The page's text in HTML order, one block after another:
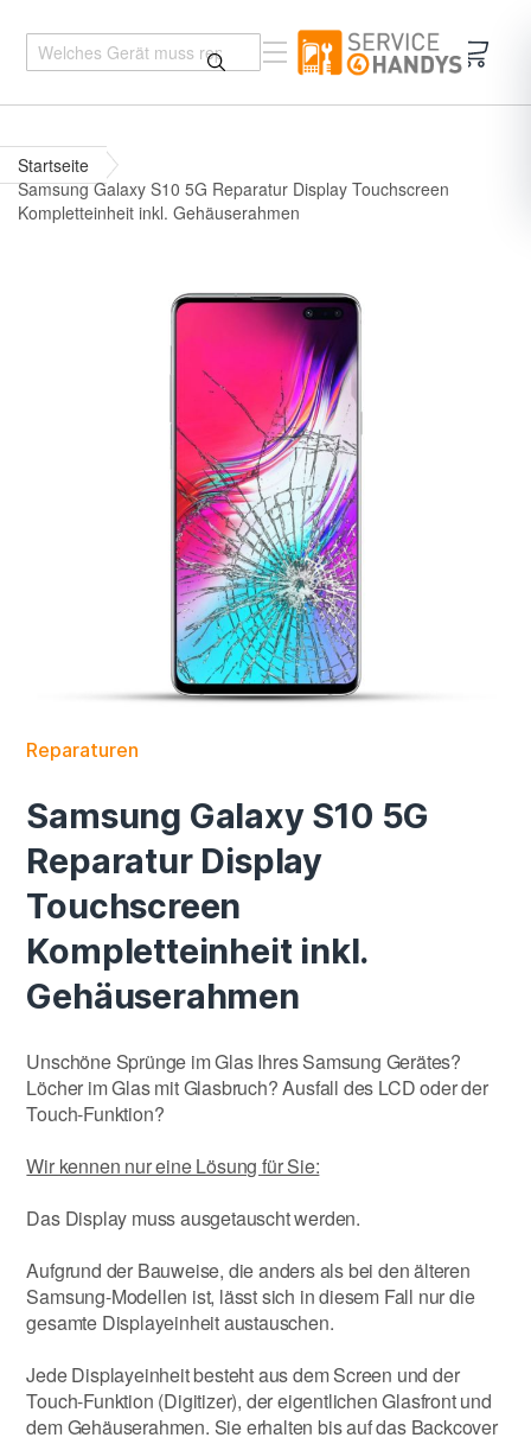
Startseite
Samsung Galaxy S10 5G Reparatur Display Touchscreen
Kompletteinheit inkl. Gehäuserahmen
Reparaturen
Samsung Galaxy S10 5G
Reparatur Display
Touchscreen
Kompletteinheit inkl.
Gehäuserahmen
Unschöne Sprünge im Glas Ihres Samsung Gerätes?
Löcher im Glas mit Glasbruch? Ausfall des LCD oder der
Touch-Funktion?
Wir kennen nur eine Lösung für Sie:
Das Display muss ausgetauscht werden.
Aufgrund der Bauweise, die anders als bei den älteren
Samsung-Modellen ist, lässt sich in diesem Fall nur die
gesamte Displayeinheit austauschen.
Jede Displayeinheit besteht aus dem Screen und der
Touch-Funktion (Digitizer), der eigentlichen Glasfront und
dem Gehäuserahmen. Sie erhalten bis auf das Backcover